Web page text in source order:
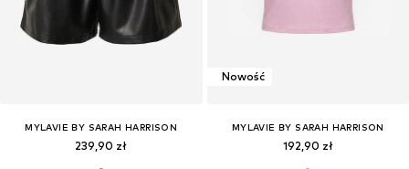
MYLAVIE BY SARAH HARRISON
239,90 zł
Nowość
MYLAVIE BY SARAH HARRISON
192,90 zł